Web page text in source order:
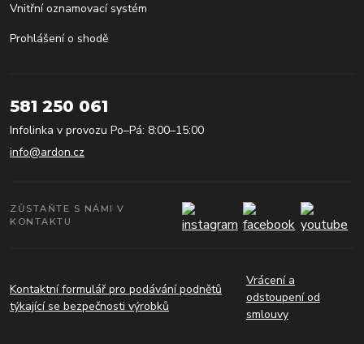
Vnitřní oznamovací systém
Prohlášení o shodě
581 250 061
Infolinka v provozu Po–Pá: 8:00–15:00
info@ardon.cz
ZŮSTAŇTE S NÁMI V
KONTAKTU
Kontaktní formulář pro podávání podnětů
týkající se bezpečnosti výrobků
Vrácení a
odstoupení od
smlouvy